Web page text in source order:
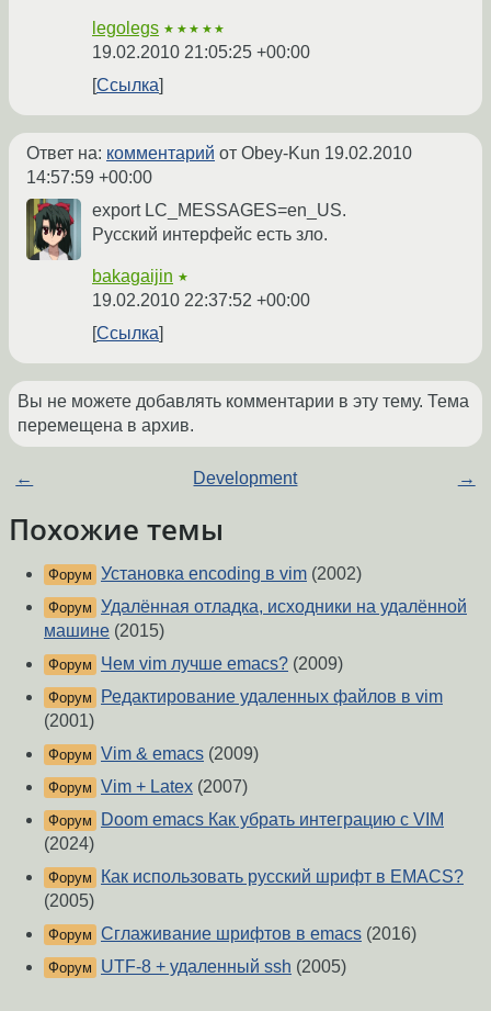
legolegs ★★★★★
19.02.2010 21:05:25 +00:00
Ссылка
Ответ на: комментарий от Obey-Kun 19.02.2010
14:57:59 +00:00
export LC_MESSAGES=en_US.
Русский интерфейс есть зло.
bakagaijin ★
19.02.2010 22:37:52 +00:00
Ссылка
Вы не можете добавлять комментарии в эту тему. Тема
перемещена в архив.
← Development →
Похожие темы
Форум Установка encoding в vim (2002)
Форум Удалённая отладка, исходники на удалённой
машине (2015)
Форум Чем vim лучше emacs? (2009)
Форум
Редактирование удаленных файлов в vim
(2001)
Форум Vim & emacs (2009)
Форум Vim + Latex (2007)
Форум
Doom emacs Как убрать интеграцию с VIM
(2024)
Форум
Как использовать русский шрифт в EMACS?
(2005)
Форум Сглаживание шрифтов в emacs (2016)
Форум UTF-8 + удаленный ssh (2005)